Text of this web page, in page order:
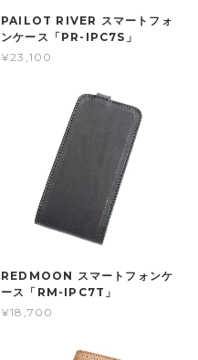
PAILOT RIVER スマートフォ
ンケース「PR-IPC7S」
¥23,100
REDMOON スマートフォンケ
ース「RM-IPC7T」
¥18,700